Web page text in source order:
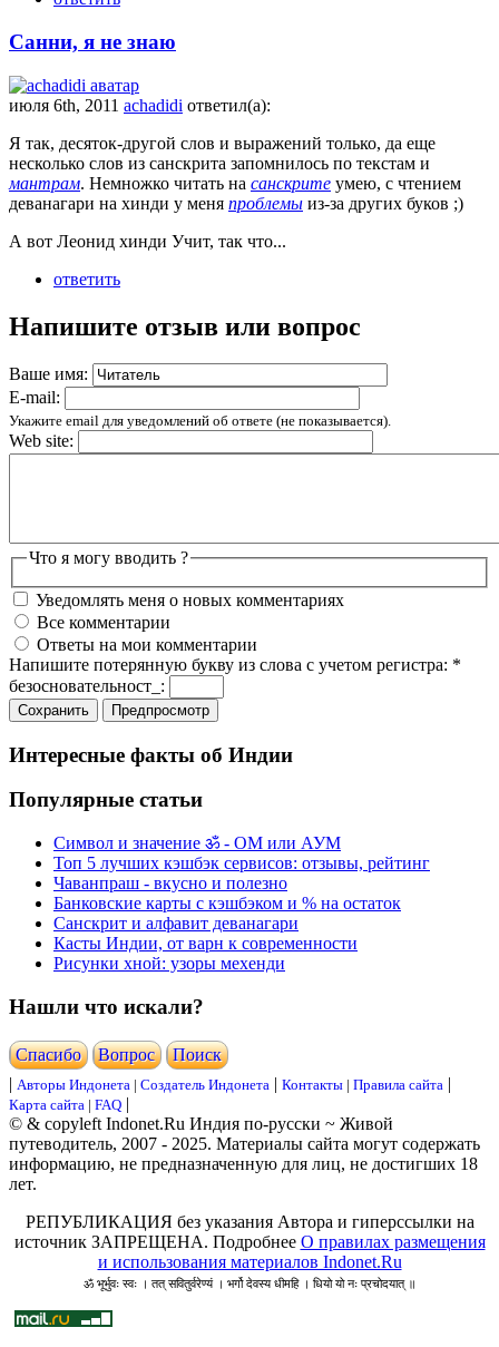
Санни, я не знаю
июля 6th, 2011 achadidi ответил(а):
Я так, десяток-другой слов и выражений только, да еще
несколько слов из санскрита запомнилось по текстам и
мантрам. Немножко читать на санскрите умею, с чтением
деванагари на хинди у меня проблемы из-за других буков ;)
А вот Леонид хинди Учит, так что...
ответить
Напишите отзыв или вопрос
Ваше имя:
E-mail:
Укажите email для уведомлений об ответе (не показывается).
Web site:
Что я могу вводить ?
Уведомлять меня о новых комментариях
Все комментарии
Ответы на мои комментарии
Напишите потерянную букву из слова с учетом регистра: *
безосновательност_:
Интересные факты об Индии
Популярные статьи
Символ и значение ॐ - ОМ или АУМ
Топ 5 лучших кэшбэк сервисов: отзывы, рейтинг
Чаванпраш - вкусно и полезно
Банковские карты с кэшбэком и % на остаток
Санскрит и алфавит деванагари
Касты Индии, от варн к современности
Рисунки хной: узоры мехенди
Нашли что искали?
Cпасибо Вопрос
Поиск
| Авторы Индонета | Создатель Индонета | Контакты | Правила сайта |
Карта сайта | FAQ |
© & copyleft Indonet.Ru Индия по-русски ~ Живой
путеводитель, 2007 - 2025. Материалы сайта могут содержать
информацию, не предназначенную для лиц, не достигших 18
лет.
РЕПУБЛИКАЦИЯ без указания Автора и гиперссылки на
источник ЗАПРЕЩЕНА. Подробнее О правилах размещения
и использования материалов Indonet.Ru
ॐ भूर्भुवः स्वः । तत् सवितुर्वरेण्यं । भर्गो देवस्य धीमहि । धियो यो नः प्रचोदयात् ॥